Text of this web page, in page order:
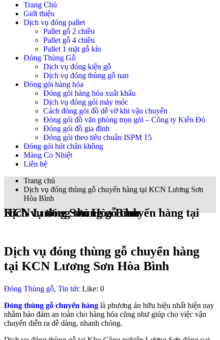
Trang Chủ
Giới thiệu
Dịch vụ đóng pallet
Pallet gỗ 2 chiều
Pallet gỗ 4 chiều
Pallet 1 mặt gỗ kín
Đóng Thùng Gỗ
Dịch vụ đóng kiện gỗ
Dịch vụ đóng thùng gỗ nan
Đóng gói hàng hóa
Đóng gói hàng hóa xuất khẩu
Dịch vụ đóng gói máy móc
Cách đóng gói đồ dễ vỡ khi vận chuyển
Đóng gói đồ văn phòng trọn gói – Công ty Kiến Đỏ
Đóng gói đồ gia đình
Đóng gói theo tiêu chuẩn ISPM 15
Đóng gói hút chân không
Màng Co Nhiệt
Liên hệ
Trang chủ
Dịch vụ đóng thùng gỗ chuyển hàng tại KCN Lương Sơn
Hòa Bình
Dịch vụ đóng thùng gỗ chuyển hàng tại KCN Lương Sơn Hòa Bình
Dịch vụ đóng thùng gỗ chuyển hàng
tại KCN Lương Sơn Hòa Bình
Đóng Thùng gỗ, Tin tức Like: 0
Đóng thùng gỗ chuyển hàng là phương án hữu hiệu nhất hiện nay
nhằm bảo đảm an toàn cho hàng hóa cũng như giúp cho việc vận
chuyển diễn ra dễ dàng, nhanh chóng.